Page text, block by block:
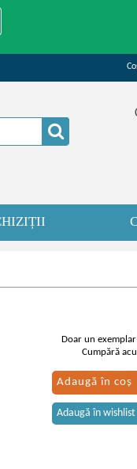
Doar un
Cumpără
Adaugă în coș
Adaugă în wishlist